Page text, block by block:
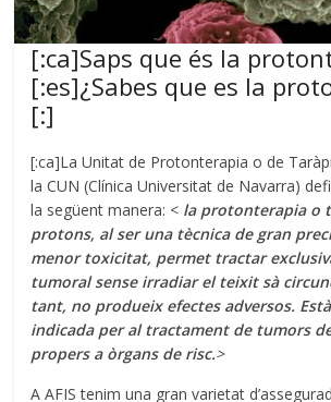
[:ca]Saps que és la
[:es]¿Sabes que es la
[:]
[:ca]La Unitat de Protonterapia o de
la CUN (Clínica Universitat de Navarra)
la següent manera: < la protonterapia o
protons, al ser una tècnica de gran
menor toxicitat, permet tractar
tumoral sense irradiar el teixit sà
tant, no produeix efectes adversos.
indicada per al tractament de tumors
propers a òrgans de risc.>
A AFIS tenim una gran varietat